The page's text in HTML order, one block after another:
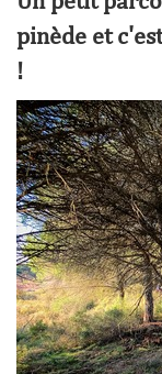
pinède et
!